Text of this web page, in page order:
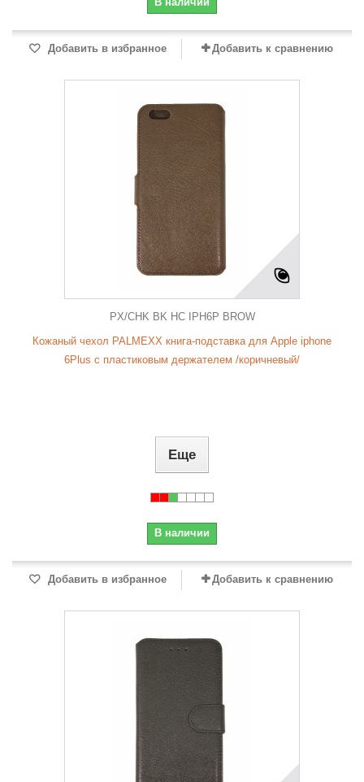
Добавить в избранное Добавить к сравнению
PX/CHK BK HC IPH6P BROW
Кожаный чехол PALMEXX книга-подставка для Apple iphone
6Plus с пластиковым держателем /коричневый/
Еще
В наличии
Добавить в избранное Добавить к сравнению